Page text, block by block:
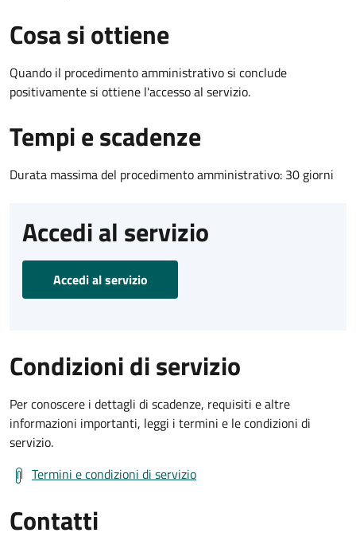
Cosa si ottiene
Quando il procedimento amministrativo si conclude
positivamente si ottiene l'accesso al servizio.
Tempi e scadenze
Durata massima del procedimento amministrativo: 30 giorni
Accedi al servizio
Accedi al servizio
Condizioni di servizio
Per conoscere i dettagli di scadenze, requisiti e altre
informazioni importanti, leggi i termini e le condizioni di
servizio.
Termini e condizioni di servizio
Contatti